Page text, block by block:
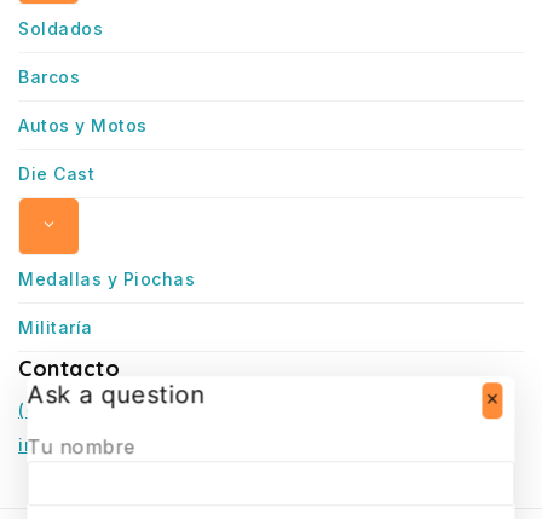
Soldados
Barcos
Autos y Motos
Die Cast
Medallas y Piochas
Militaría
Contacto
(+56) 966770307
infosurmaquetas@surmaquetas.cl
Ask a question
Tu nombre